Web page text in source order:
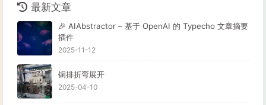
最新文章
🎉 AIAbstractor – 基于 OpenAI 的 Typecho 文章摘要
插件
2025-11-12
铜排折弯展开
2025-04-10